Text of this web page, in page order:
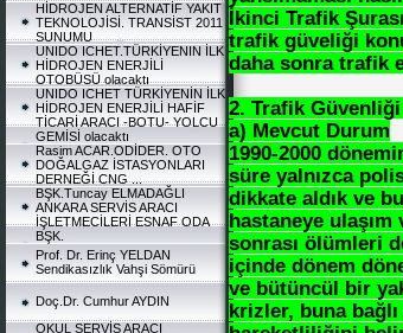
HİDROJEN ALTERNATİF YAKIT
TEKNOLOJİSİ. TRANSİST 2011
SUNUMU
UNIDO ICHET.TÜRKİYENIN İLK
HİDROJEN ENERJİLİ
OTOBÜSÜ olacaktı
UNIDO ICHET TÜRKİYENİN İLK
HİDROJEN ENERJİLİ HAFİF
TİCARİ ARACI -BOTU- YOLCU
GEMİSİ olacaktı
Rasim ACAR.ODİDER. OTO
DOĞALGAZ İSTASYONLARI
DERNEĞİ CNG ...
BŞK.Tuncay ELMADAĞLI
ANKARA SERVİS ARACI
İŞLETMECİLERİ ESNAF ODA
BŞK.
Prof. Dr. Erinç YELDAN
Sendikasızlık Vahşi Sömürü
Doç.Dr. Cumhur AYDIN
OKUL SERVİS ARACI
İkinci Trafik
trafik güveliği
daha sonra trafik
2. Trafik Güvenliği
a) Mevcut Durum
1990-2000
süre yalnızca
dikkate aldık ve
hastaneye
sonrası ölümleri
içinde dönem
ve bütüncül bir
krizler, buna
*
*
*